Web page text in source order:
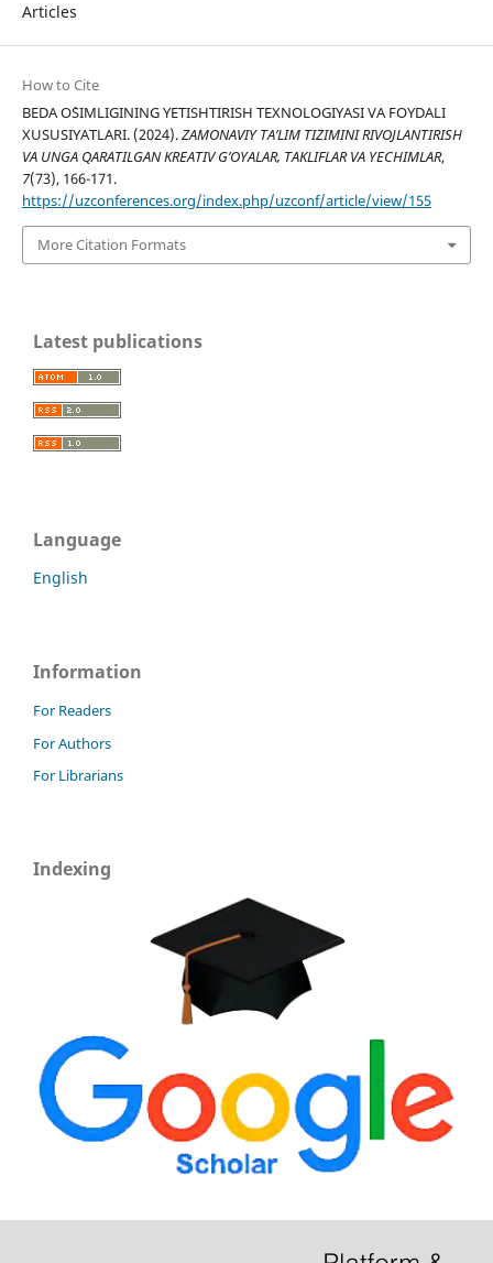
Articles
How to Cite
BEDA O`SIMLIGINING YETISHTIRISH TEXNOLOGIYASI VA FOYDALI
XUSUSIYATLARI. (2024).ZAMONAVIY TA’LIM TIZIMINI RIVOJLANTIRISH
VA UNGA QARATILGAN KREATIV G’OYALAR, TAKLIFLAR VA YECHIMLAR,
7(73), 166-171.
https://uzconferences.org/index.php/uzconf/article/view/155
More Citation Formats
Latest publications
Language
English
Information
For Readers
For Authors
For Librarians
Indexing